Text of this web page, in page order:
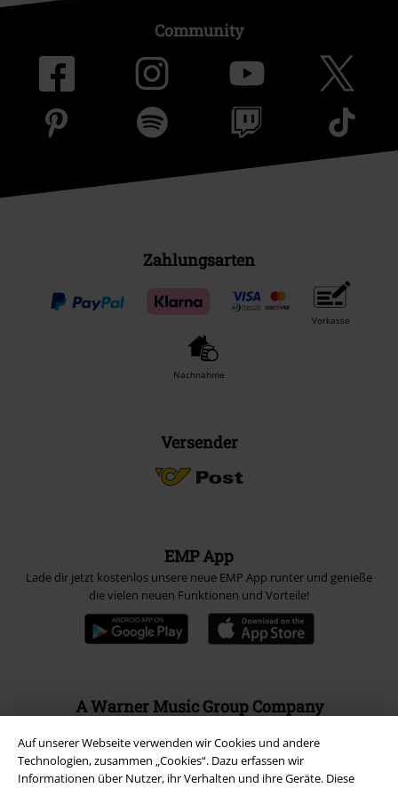
Auf unserer Webseite verwenden wir Cookies und andere
Technologien, zusammen „Cookies“. Dazu erfassen wir
Informationen über Nutzer, ihr Verhalten und ihre Geräte. Diese
Community
Zahlungsarten
Vorkasse
Nachnahme
Versender
EMP App
Lade dir jetzt kostenlos unsere neue EMP App runter und genieße
die vielen neuen Funktionen und Vorteile!
A Warner Music Group Company